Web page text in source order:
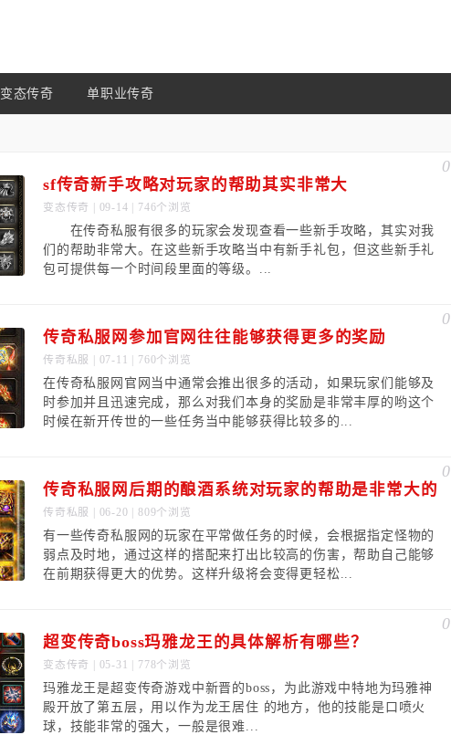
变态传奇 单职业传奇
0
sf传奇新手攻略对玩家的帮助其实非常大
变态传奇 | 09-14 | 746个浏览
在传奇私服有很多的玩家会发现查看一些新手攻略，其实对我
们的帮助非常大。在这些新手攻略当中有新手礼包，但这些新手礼
包可提供每一个时间段里面的等级。...
0
传奇私服网参加官网往往能够获得更多的奖励
传奇私服 | 07-11 | 760个浏览
在传奇私服网官网当中通常会推出很多的活动，如果玩家们能够及
时参加并且迅速完成，那么对我们本身的奖励是非常丰厚的哟这个
时候在新开传世的一些任务当中能够获得比较多的...
0
传奇私服网后期的酿酒系统对玩家的帮助是非常大的
传奇私服 | 06-20 | 809个浏览
有一些传奇私服网的玩家在平常做任务的时候，会根据指定怪物的
弱点及时地，通过这样的搭配来打出比较高的伤害，帮助自己能够
在前期获得更大的优势。这样升级将会变得更轻松...
0
超变传奇boss玛雅龙王的具体解析有哪些？
变态传奇 | 05-31 | 778个浏览
玛雅龙王是超变传奇游戏中新晋的boss，为此游戏中特地为玛雅神
殿开放了第五层，用以作为龙王居住 的地方，他的技能是口喷火
球，技能非常的强大，一般是很难...